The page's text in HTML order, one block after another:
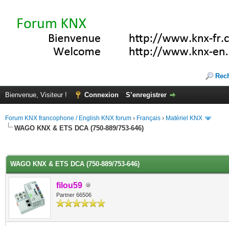
Bienvenue, Visiteur ! Connexion S’enregistrer
Forum KNX francophone / English KNX forum › Français › Matériel KNX
WAGO KNX & ETS DCA (750-889/753-646)
WAGO KNX & ETS DCA (750-889/753-646)
filou59
Partner 66506